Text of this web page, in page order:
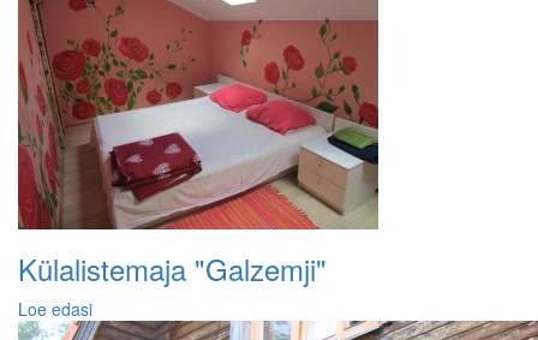
Külalistemaja "Galzemji"
Loe edasi